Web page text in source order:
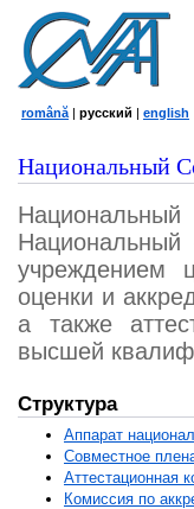
română | русский | english
Национальный
Национальный
учреждением
оценки и
а также
высшей
Структура
Аппарат
Совместное
Аттестационная
Комиссия по